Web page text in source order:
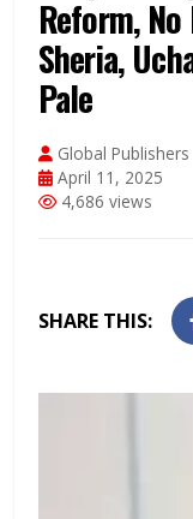
Reform,
Sheria,
Pale
Global Publishers
April 11, 2025
4,686 views
SHARE THIS: